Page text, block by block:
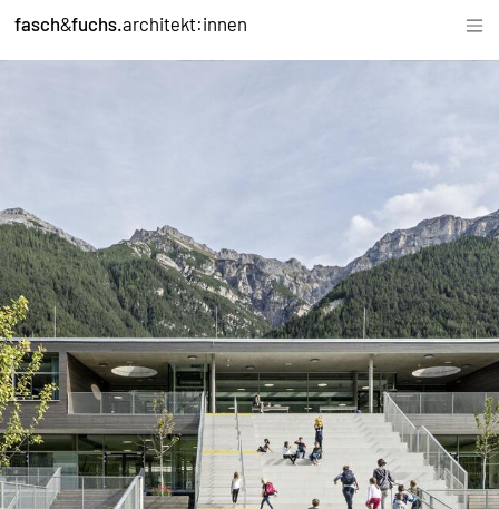
fasch&fuchs. architekt:innen